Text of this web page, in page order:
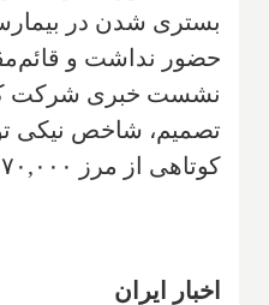
بستری شدن در
حضور نداشت و
نشست خبری شرکت
تصمیم، شاخص نیکی
کوتاهی از مرز ۷۰,۰۰۰ واحد عبور کرد.
اخبار ایران